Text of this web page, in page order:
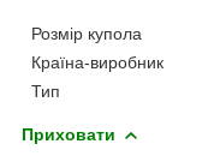
Розмір купола
Країна-виробник
Тип
Приховати